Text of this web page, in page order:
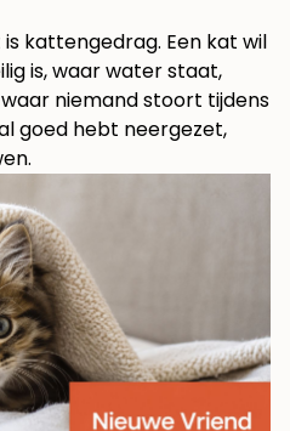
kattengedrag. Een kat wil
is, waar water staat,
niemand stoort tijdens
goed hebt neergezet,